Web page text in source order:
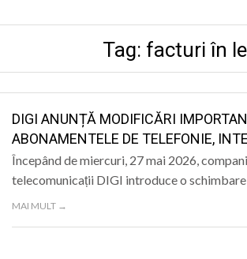
SANATATE
SPORT
SPECIAL
POLITIC
Tag: facturi în
DIGI ANUNȚĂ MODIFICĂRI
ABONAMENTELE DE TELEFONIE,
Începând de miercuri, 27 mai 2026,
telecomunicații DIGI introduce o
MAI MULT →